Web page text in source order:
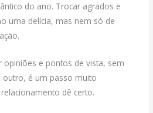
do ano. Trocar agrados e
uma delícia, mas nem só de
opiniões e pontos de vista, sem
outro, é um passo muito
dê certo.